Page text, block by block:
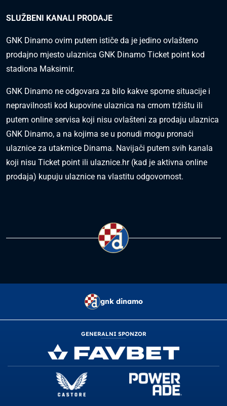
SLUŽBENI KANALI PRODAJE
GNK Dinamo ovim putem ističe da je jedino ovlašteno
prodajno mjesto ulaznica GNK Dinamo Ticket point kod
stadiona Maksimir.
GNK Dinamo ne odgovara za bilo kakve sporne situacije i
nepravilnosti kod kupovine ulaznica na crnom tržištu ili
putem online servisa koji nisu ovlašteni za prodaju ulaznica
GNK Dinamo, a na kojima se u ponudi mogu pronaći
ulaznice za utakmice Dinama. Navijači putem svih kanala
koji nisu Ticket point ili ulaznice.hr (kad je aktivna online
prodaja) kupuju ulaznice na vlastitu odgovornost.
gnk dinamo
GENERALNI SPONZOR